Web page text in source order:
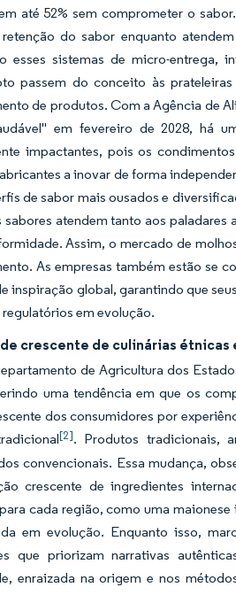
até 52% sem comprometer o
do sabor enquanto
esses sistemas de micro-entrega,
passem do conceito às
de produtos. Com a Agência de
em fevereiro de 2028, há
impactantes, pois os
a inovar de forma
de sabor mais ousados e
sabores atendem tanto aos
Assim, o mercado de
As empresas também estão se
inspiração global, garantindo que
em evolução.
crescente de culinárias étnicas
de Agricultura dos
uma tendência em que os
dos consumidores por
[2]. Produtos tradicionais,
convencionais. Essa mudança,
crescente de ingredientes
cada região, como uma
em evolução. Enquanto isso,
que priorizam narrativas
enraizada na origem e nos